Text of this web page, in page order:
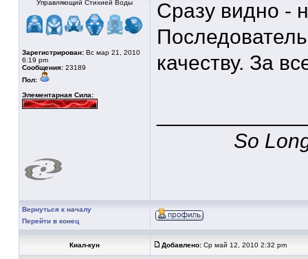
Управляющий Стихией Воды
Зарегистрирован: Вс мар 21, 2010
6:19 pm
Сообщения: 23189
Пол:
Элементарная Сила:
Сразу видно -
качеству. За
So
Вернуться к началу
Перейти в конец
Киал-кун Добавлено: Ср май 12, 2010 2:32 pm